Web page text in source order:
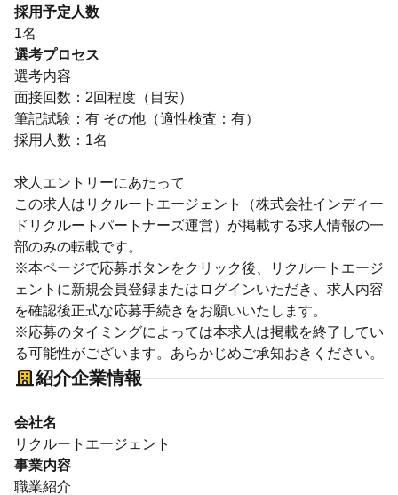
採用予定人数
1名
選考プロセス
選考内容
面接回数：2回程度（目安）
筆記試験：有 その他（適性検査：有）
採用人数：1名
求人エントリーにあたって
この求人はリクルートエージェント（株式会社インディー
ドリクルートパートナーズ運営）が掲載する求人情報の一
部のみの転載です。
※本ページで応募ボタンをクリック後、リクルートエージ
ェントに新規会員登録またはログインいただき、求人内容
を確認後正式な応募手続きをお願いいたします。
※応募のタイミングによっては本求人は掲載を終了してい
る可能性がございます。あらかじめご承知おきください。
紹介企業情報
会社名
リクルートエージェント
事業内容
職業紹介